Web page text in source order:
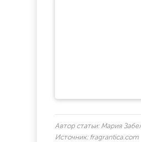
Автор статьи: Мария
Источник: fragrantica.com